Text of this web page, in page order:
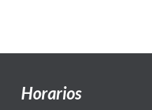
Horarios